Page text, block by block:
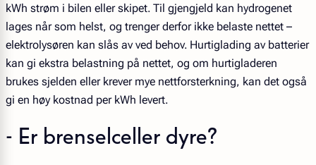
kWh strøm i bilen eller skipet. Til gjengjeld kan hydrogenet
lages når som helst, og trenger derfor ikke belaste nettet –
elektrolysøren kan slås av ved behov. Hurtiglading av batterier
kan gi ekstra belastning på nettet, og om hurtigladeren
brukes sjelden eller krever mye nettforsterkning, kan det også
gi en høy kostnad per kWh levert.
- Er brenselceller dyre?